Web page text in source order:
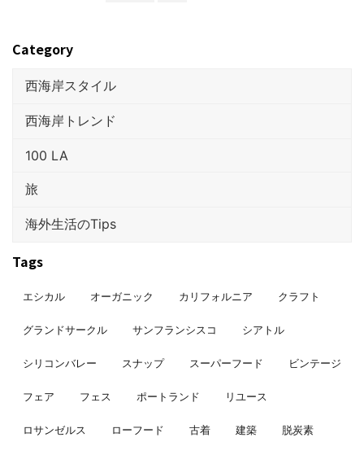
Category
西海岸スタイル
西海岸トレンド
100 LA
旅
海外生活のTips
Tags
エシカル オーガニック カリフォルニア クラフト
グランドサークル サンフランシスコ シアトル
シリコンバレー スナップ スーパーフード ビンテージ
フェア フェス ポートランド リユース
ロサンゼルス ローフード 古着 建築 脱炭素